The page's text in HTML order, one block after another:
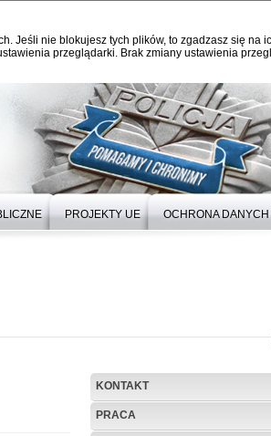
Jeśli nie blokujesz tych plików, to zgadzasz się na
przeglądarki. Brak zmiany ustawienia
PROJEKTY UE OCHRONA DANYCH
KONTAKT
PRACA